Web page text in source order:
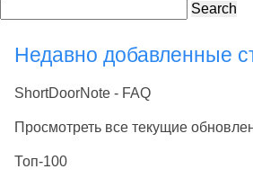
Search
Недавно добавленные
ShortDoorNote - FAQ
Просмотреть все текущие
Топ-100